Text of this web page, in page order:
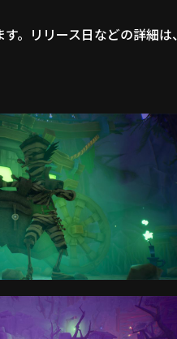
。リリース日などの詳細は、